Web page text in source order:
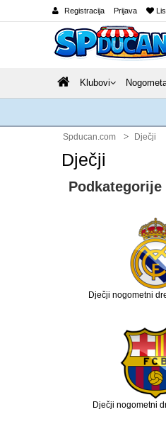
Registracija Prijava
Klubovi
Spducan.com Dječji
Dječji
Podkategorije
Dječji nogometni
Dječji nogometni